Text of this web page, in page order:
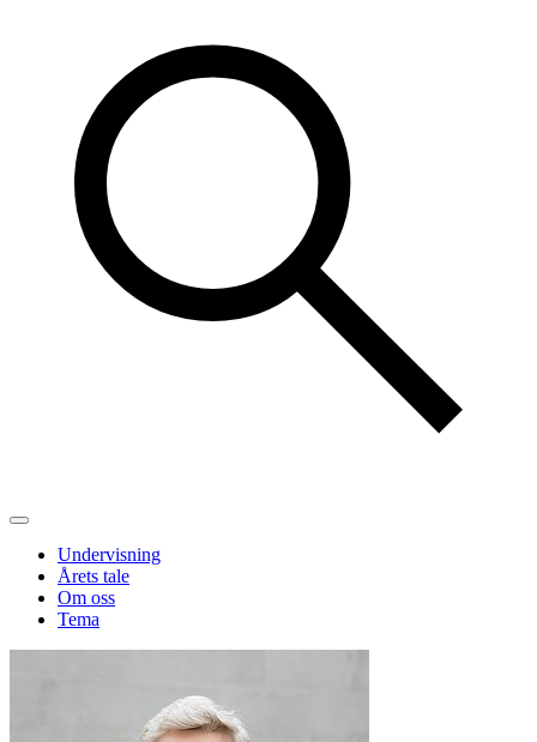
Undervisning
Årets tale
Om oss
Tema